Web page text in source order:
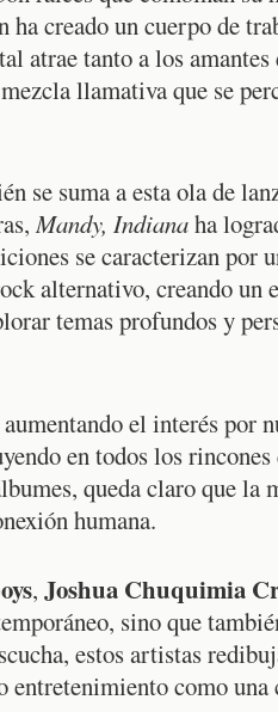
creado un cuerpo de
atrae tanto a los
llamativa que se
se suma a esta ola de
Mandy, Indianaha
se caracterizan por
alternativo, creando un
temas profundos y
el interés por
en todos los
queda claro que la
humana.
, Joshua Chuquimia
sino que
estos artistas
entretenimiento como